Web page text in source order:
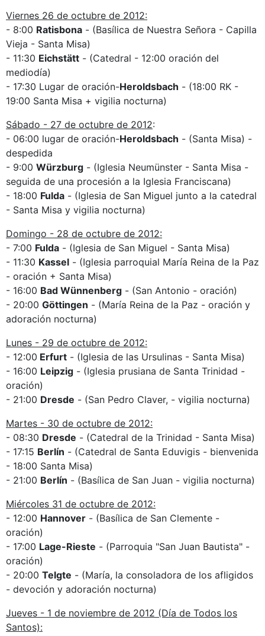
Viernes 26 de octubre de 2012:
- 8:00 Ratisbona - (Basílica de Nuestra Señora - Capilla
Vieja - Santa Misa)
- 11:30 Eichstätt - (Catedral - 12:00 oración del
mediodía)
- 17:30 Lugar de oración-Heroldsbach - (18:00 RK -
19:00 Santa Misa + vigilia nocturna)
Sábado - 27 de octubre de 2012:
- 06:00 lugar de oración-Heroldsbach - (Santa Misa) -
despedida
- 9:00 Würzburg - (Iglesia Neumünster - Santa Misa -
seguida de una procesión a la Iglesia Franciscana)
- 18:00 Fulda - (Iglesia de San Miguel junto a la catedral
- Santa Misa y vigilia nocturna)
Domingo - 28 de octubre de 2012:
- 7:00 Fulda - (Iglesia de San Miguel - Santa Misa)
- 11:30 Kassel - (Iglesia parroquial María Reina de la Paz
- oración + Santa Misa)
- 16:00 Bad Wünnenberg - (San Antonio - oración)
- 20:00 Göttingen - (María Reina de la Paz - oración y
adoración nocturna)
Lunes - 29 de octubre de 2012:
- 12:00 Erfurt - (Iglesia de las Ursulinas - Santa Misa)
- 16:00 Leipzig - (Iglesia prusiana de Santa Trinidad -
oración)
- 21:00 Dresde - (San Pedro Claver, - vigilia nocturna)
Martes - 30 de octubre de 2012:
- 08:30 Dresde - (Catedral de la Trinidad - Santa Misa)
- 17:15 Berlín - (Catedral de Santa Eduvigis - bienvenida
- 18:00 Santa Misa)
- 21:00 Berlín - (Basílica de San Juan - vigilia nocturna)
Miércoles 31 de octubre de 2012:
- 12:00 Hannover - (Basílica de San Clemente -
oración)
- 17:00 Lage-Rieste - (Parroquia "San Juan Bautista" -
oración)
- 20:00 Telgte - (María, la consoladora de los afligidos
- devoción y adoración nocturna)
Jueves - 1 de noviembre de 2012 (Día de Todos los
Santos):